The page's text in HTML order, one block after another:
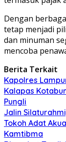
Dengan
tetap menjadi
dan minuman
mencoba
Berita Terkait
Kapolres
Kalapas
Pungli
Jalin
Tokoh Adat
Kamtibma